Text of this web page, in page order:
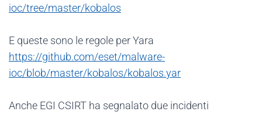
ioc/tree/master/kobalos
E queste sono le regole per Yara
https://github.com/eset/malware-
ioc/blob/master/kobalos/kobalos.yar
Anche EGI CSIRT ha segnalato due incidenti